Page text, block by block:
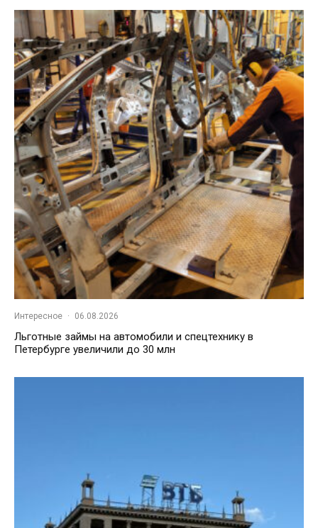
Интересное · 06.08.2026
Льготные займы на автомобили и спецтехнику в
Петербурге увеличили до 30 млн